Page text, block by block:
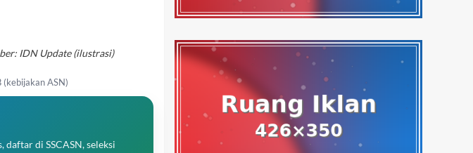
IDN Update (ilustrasi)
(kebijakan ASN)
di SSCASN, seleksi